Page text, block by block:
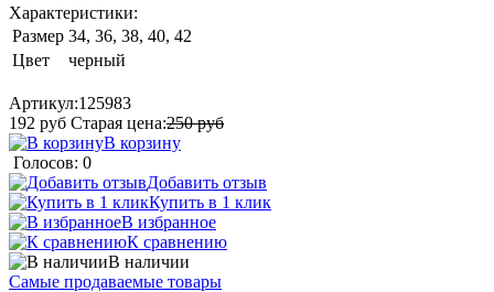
Характеристики:
Размер 34, 36, 38, 40, 42
Цвет
черный
Артикул:125983
192 руб Старая цена:250руб
В корзину
Голосов: 0
Добавить отзыв
Купить в 1 клик
В избранное
К сравнению
В наличии
Самые продаваемые товары